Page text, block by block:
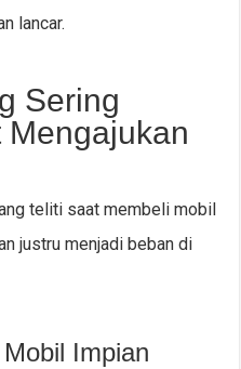
lancar.
Sering
teliti saat membeli mobil
justru menjadi beban di
Impian